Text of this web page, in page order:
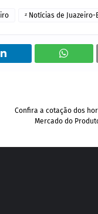
ᶻ Notícias de Juazeiro-
Confira a cotação dos
Mercado do